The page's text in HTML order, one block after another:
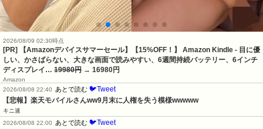
2026/08/09 02:30時点
[PR] 【Amazonデバイスサマーセール】【15%OFF！】 Amazon Kindle - 目に優
しい、かさばらない、大きな画面で読みやすい、6週間持続バッテリー、6インチ
ディスプレイ… 19980円 → 16980円
Amazon
2026/08/08 22:40
あとで読む 🐦Tweet
【悲報】楽天モバイルさんww9月末に人権を失う模様wwwww
キニ速
2026/08/08 22:00
あとで読む 🐦Tweet